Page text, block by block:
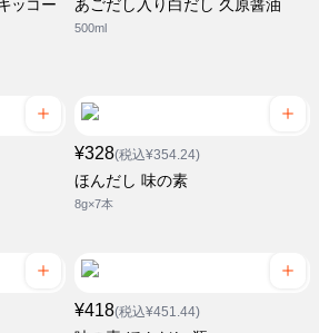
ッコー
あごだし入り白だし 久原醤油
500ml
¥328(税込¥354.24)
ほんだし 味の素
8g×7本
¥418(税込¥451.44)